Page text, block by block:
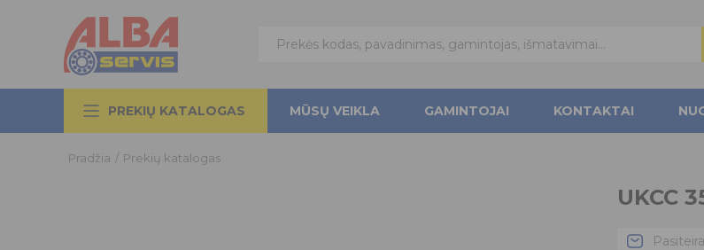
PREKIŲ KATALOGAS MŪSŲ VEIKLA GAMINTOJAI KONTAKTAI
Pradžia / Prekių katalogas
UKCC